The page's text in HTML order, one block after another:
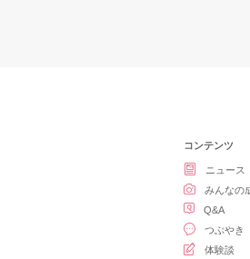
コンテンツ
ニュース
みんなの
Q&A
つぶやき
体験談